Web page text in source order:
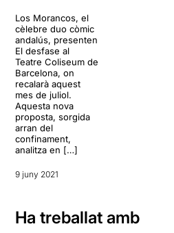
Los Morancos, el
cèlebre duo còmic
andalús, presenten
El desfase al
Teatre Coliseum de
Barcelona, on
recalarà aquest
mes de juliol.
Aquesta nova
proposta, sorgida
arran del
confinament,
analitza en […]
9 juny 2021
Ha treballat amb